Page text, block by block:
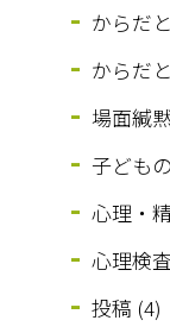
からだ
からだ
場面緘
子ども
心理・
心理検
投稿 (4)